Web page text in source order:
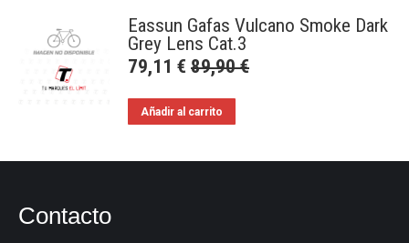
Eassun Gafas Vulcano Smoke Dark
Grey Lens Cat.3
79,11 € 89,90€
Añadir al carrito
Contacto